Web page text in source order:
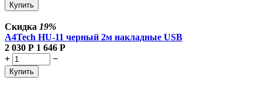
Купить
Скидка 19%
A4Tech HU-11 черный 2м накладные USB
2 030 Р 1 646 Р
+
−
Купить